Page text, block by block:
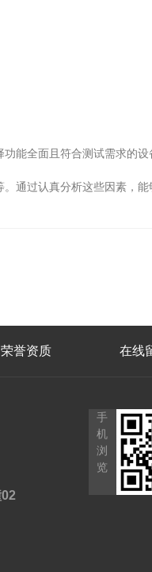
能全面且符合测试需求的设
通过认真分析这些因素，能
荣誉资质 在线
手
机
浏
览